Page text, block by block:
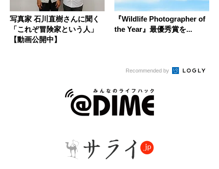
写真家 石川直樹さんに聞く
「これぞ冒険家という人」
【動画公開中】
『Wildlife Photographer of
the Year』最優秀賞を...
Recommended by